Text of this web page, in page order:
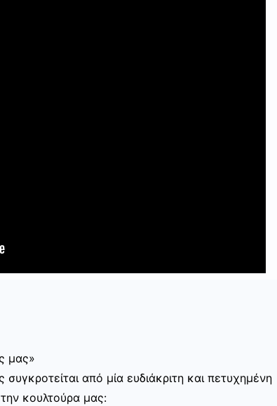
μας»
από μία ευδιάκριτη και πετυχημένη
την κουλτούρα μας: